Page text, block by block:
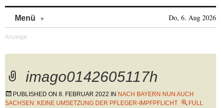
Menü Do, 6. Aug 2026
imago0142605117h
PUBLISHED ON 8. FEBRUAR 2022 IN NACH BAYERN NUN AUCH
SACHSEN: KEINE UMSETZUNG DER PFLEGER-IMPFPFLICHT
FULL